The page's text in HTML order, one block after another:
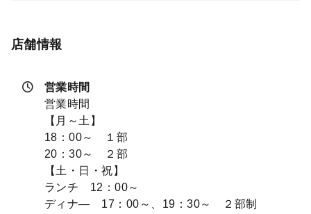
店舗情報
営業時間
営業時間
【月～土】
18：00～ １部
20：30～ ２部
【土・日・祝】
ランチ 12：00～
ディナ― 17：00～、19：30～ ２部制